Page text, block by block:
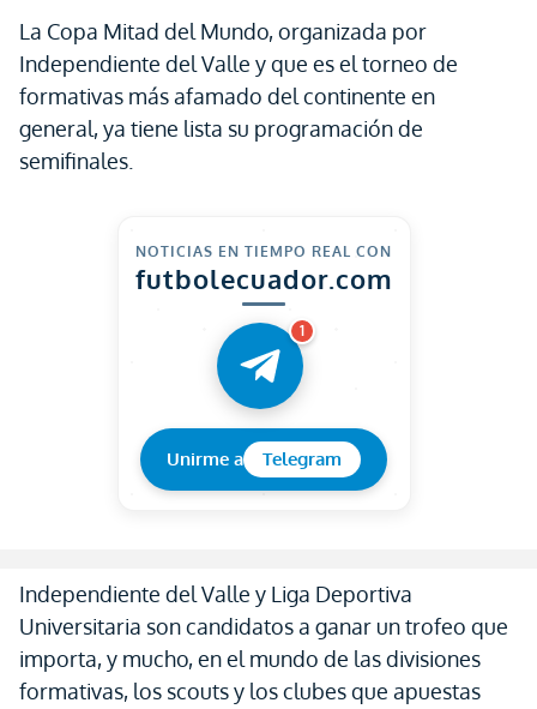
La Copa Mitad del Mundo, organizada por
Independiente del Valle y que es el torneo de
formativas más afamado del continente en
general, ya tiene lista su programación de
semifinales.
NOTICIAS EN TIEMPO REAL CON
futbolecuador.com
1
Unirme a Telegram
Independiente del Valle y Liga Deportiva
Universitaria son candidatos a ganar un trofeo que
importa, y mucho, en el mundo de las divisiones
formativas, los scouts y los clubes que apuestas